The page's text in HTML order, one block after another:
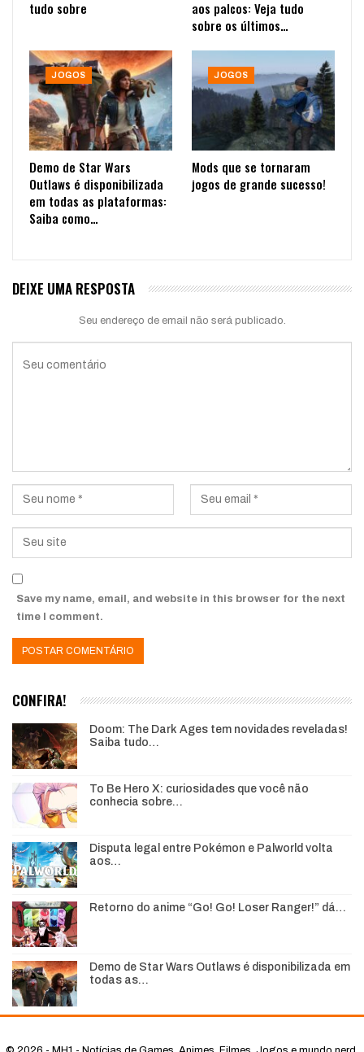
tudo sobre
aos palcos: Veja tudo
sobre os últimos…
JOGOS
Demo de Star Wars
Outlaws é disponibilizada
em todas as plataformas:
Saiba como…
JOGOS
Mods que se tornaram
jogos de grande sucesso!
DEIXE UMA RESPOSTA
Seu endereço de email não será publicado.
Save my name, email, and website in this browser for the next
time I comment.
CONFIRA!
Doom: The Dark Ages tem novidades reveladas!
Saiba tudo…
To Be Hero X: curiosidades que você não
conhecia sobre…
Disputa legal entre Pokémon e Palworld volta
aos…
Retorno do anime “Go! Go! Loser Ranger!” dá…
Demo de Star Wars Outlaws é disponibilizada em
todas as…